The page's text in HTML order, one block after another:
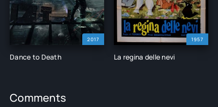
2017
Dance to Death
1957
La regina delle nevi
Comments